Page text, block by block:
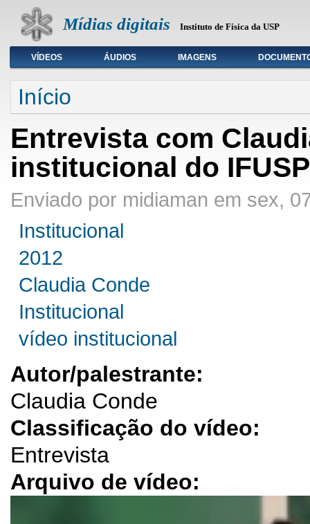
Mídias digitais Instituto de Física da USP
Seleção de tipo de mídia
VÍDEOS ÁUDIOS IMAGENS
Início
Entrevista com
institucional do IFUSP
Enviado por midiaman em sex,
Institucional
2012
Claudia Conde
Institucional
vídeo institucional
Autor/palestrante:
Claudia Conde
Classificação do vídeo:
Entrevista
Arquivo de vídeo: